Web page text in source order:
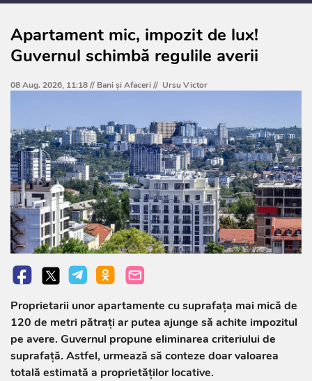
Apartament mic, impozit de lux!
Guvernul schimbă regulile averii
08 Aug. 2026, 11:18 // Bani și Afaceri// Ursu Victor
Proprietarii unor apartamente cu suprafața mai mică de
120 de metri pătrați ar putea ajunge să achite impozitul
pe avere. Guvernul propune eliminarea criteriului de
suprafață. Astfel, urmează să conteze doar valoarea
totală estimată a proprietăților locative.